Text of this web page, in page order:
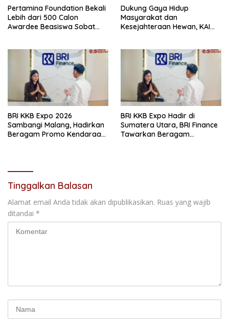
Pertamina Foundation Bekali
Lebih dari 500 Calon
Awardee Beasiswa Sobat
Dukung Gaya Hidup
Masyarakat dan
Kesejahteraan Hewan, KAI
Semester I 2026
BRI KKB Expo 2026
Sambangi Malang, Hadirkan
Beragam Promo Kendaraan
BRI KKB Expo Hadir di
Sumatera Utara, BRI Finance
Tawarkan Beragam
Tinggalkan Balasan
Alamat email Anda tidak akan dipublikasikan. Ruas yang wajib
ditandai *